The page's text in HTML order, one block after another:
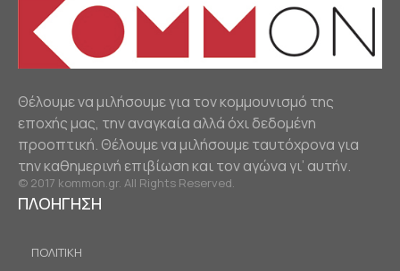
Θέλουμε να μιλήσουμε για τον κομμουνισμό της
εποχής μας, την αναγκαία αλλά όχι δεδομένη
προοπτική. Θέλουμε να μιλήσουμε ταυτόχρονα για
την καθημερινή επιβίωση και τον αγώνα γι’ αυτήν.
© 2017 kommon.gr. All Rights Reserved.
ΠΛΟΗΓΗΣΗ
ΠΟΛΙΤΙΚΗ